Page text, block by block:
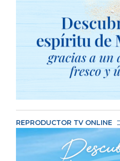
REPRODUCTOR TV ONLINE